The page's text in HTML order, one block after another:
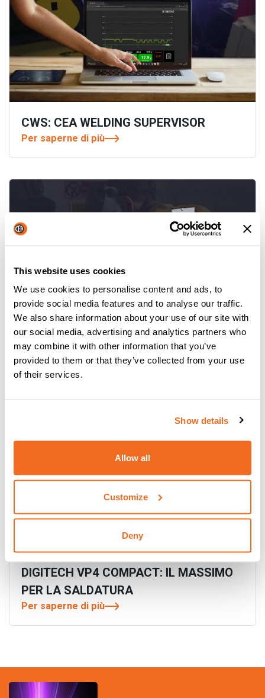
This website uses cookies
We use cookies to personalise content and ads, to
provide social media features and to analyse our traffic.
We also share information about your use of our site with
our social media, advertising and analytics partners who
may combine it with other information that you’ve
provided to them or that they’ve collected from your use
of their services.
Show details
Allow all
Customize
Deny
CWS: CEA WELDING SUPERVISOR
Per saperne di più
YARD MOBILE: UN PASSO AVANTI
NELLA SALDATURA IN CANTIERE
Per saperne di più
DIGITECH VP4 COMPACT: IL MASSIMO
PER LA SALDATURA
Per saperne di più